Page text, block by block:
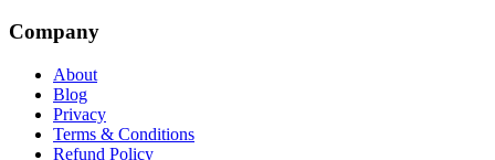
Company
About
Blog
Privacy
Terms & Conditions
Refund Policy